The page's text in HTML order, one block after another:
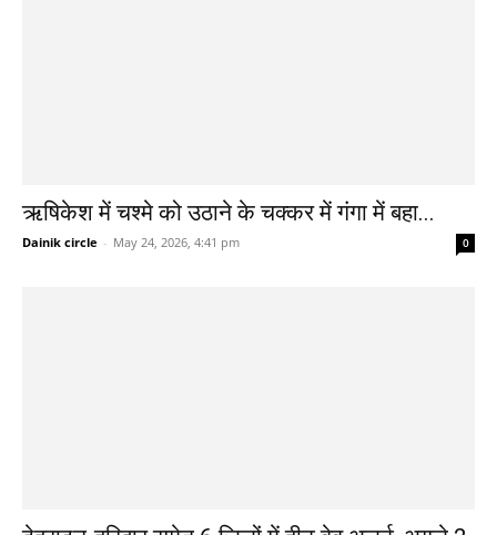
ऋषिकेश में चश्मे को उठाने के चक्कर में गंगा में बहा...
Dainik circle - May 24, 2026, 4:41 pm 0